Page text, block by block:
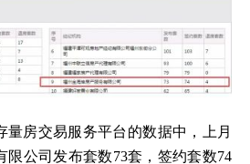
量房交易服务平台的数据中，上月
限公司发布套数73套，签约套数74